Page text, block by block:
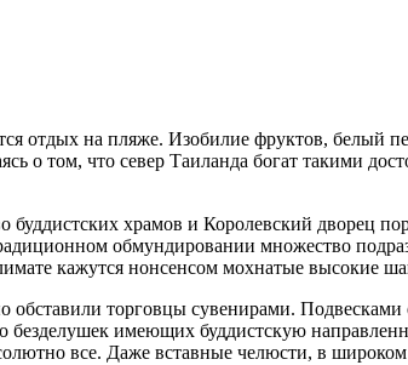
отдых на пляже. Изобилие фруктов, белый
о том, что север Таиланда богат такими
храмов и Королевский дворец
обмундировании множество
кажутся нонсенсом мохнатые высокие
обставили торговцы сувенирами.
имеющих буддистскую
все. Даже вставные челюсти, в